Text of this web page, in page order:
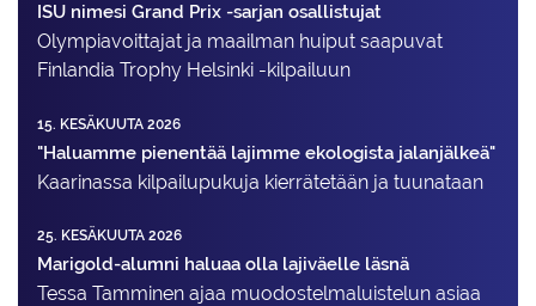
ISU nimesi Grand Prix -sarjan osallistujat
Olympiavoittajat ja maailman huiput saapuvat
Finlandia Trophy Helsinki -kilpailuun
15. KESÄKUUTA 2026
"Haluamme pienentää lajimme ekologista jalanjälkeä"
Kaarinassa kilpailupukuja kierrätetään ja tuunataan
25. KESÄKUUTA 2026
Marigold-alumni haluaa olla lajiväelle läsnä
Tessa Tamminen ajaa muodostelma­luistelun asiaa